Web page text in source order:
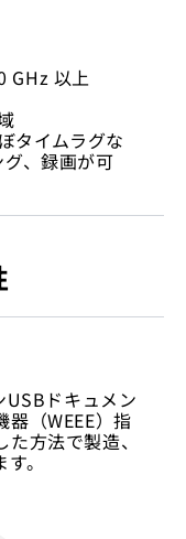
GHz 以上
タイムラグな
、録画が可
ドキュメン
器（WEEE）指
方法で製造、
。